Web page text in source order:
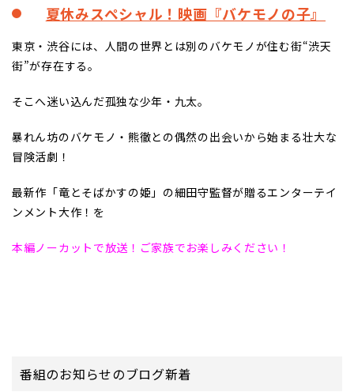
夏休みスペシャル！映画『バケモノの子』
東京・渋谷には、人間の世界とは別のバケモノが住む街“渋天
街”が存在する。
そこへ迷い込んだ孤独な少年・九太。
暴れん坊のバケモノ・熊徹との偶然の出会いから始まる壮大な
冒険活劇！
最新作「竜とそばかすの姫」の細田守監督が贈るエンターテイ
ンメント大作！を
本編ノーカットで放送！ご家族でお楽しみください！
番組のお知らせのブログ新着